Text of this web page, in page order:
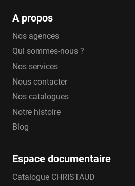
A propos
Nos agences
Qui sommes-nous ?
Nos services
Nous contacter
Nos catalogues
Notre histoire
Blog
Espace documentaire
Catalogue CHRISTAUD